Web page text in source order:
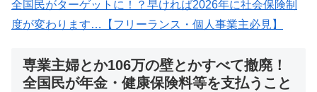
全国民がターゲットに！？早ければ2026年に社会保険制
度が変わります…【フリーランス・個人事業主必見】
専業主婦とか106万の壁とかすべて撤廃！
全国民が年金・健康保険料等を支払うこと